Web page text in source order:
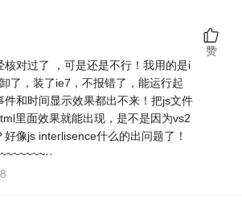
核对过了 ，可是还是不行！我用的是i
了，装了ie7，不报错了，能运行起
件和时间显示效果都出不来！把js文件
里面效果就能出现，是不是因为vs2
像js interlisence什么的出问题了！
赞